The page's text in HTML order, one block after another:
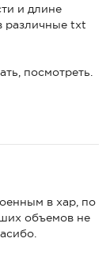
и длине
различные txt
посмотреть.
в xap, по
объемов не